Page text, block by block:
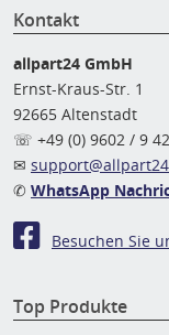
Kontakt
allpart24 GmbH
Ernst-Kraus-Str. 1
92665 Altenstadt
☏ +49 (0) 9602 / 9
✉
✆ WhatsApp
Besuchen Sie
Top Produkte